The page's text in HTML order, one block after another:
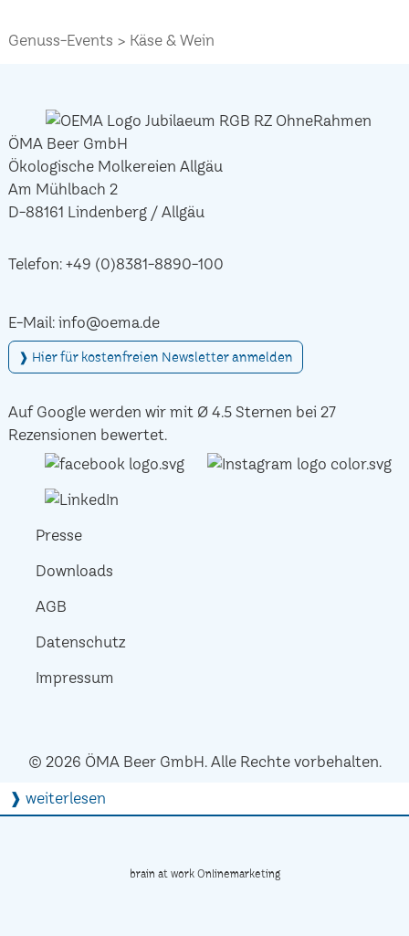
Genuss-Events Käse & Wein
ÖMA Beer GmbH
Ökologische Molkereien Allgäu
Am Mühlbach 2
D-88161 Lindenberg / Allgäu
Telefon: +49 (0)8381-8890-100
E-Mail: info@oema.de
❱ Hier für kostenfreien Newsletter anmelden
Auf Google werden wir mit Ø 4.5 Sternen bei 27
Rezensionen bewertet.
Presse
Downloads
AGB
Datenschutz
Impressum
© 2026 ÖMA Beer GmbH. Alle Rechte vorbehalten.
❱ weiterlesen
brain at work Onlinemarketing